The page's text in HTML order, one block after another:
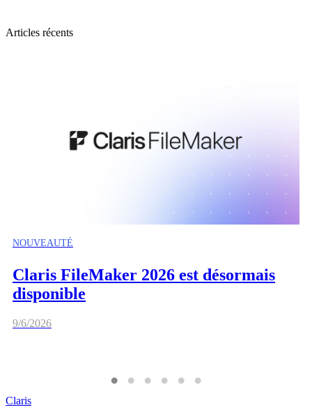
Articles récents
NOUVEAUTÉ
Claris FileMaker 2026 est désormais
disponible
9/6/2026
Claris